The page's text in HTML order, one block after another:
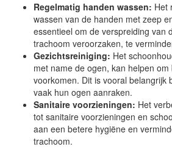
Regelmatig handen wassen: Het
wassen van de handen met zeep
essentieel om de verspreiding van
trachoom veroorzaken, te
Gezichtsreiniging: Het
met name de ogen, kan helpen
voorkomen. Dit is vooral belangrijk
vaak hun ogen aanraken.
Sanitaire voorzieningen: Het
tot sanitaire voorzieningen en
aan een betere hygiëne en
trachoom.